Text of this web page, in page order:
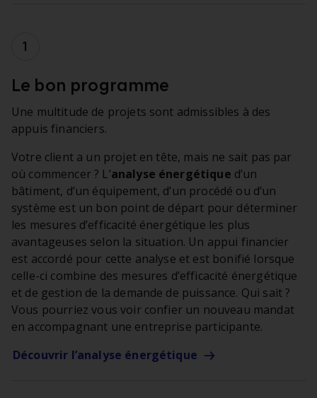
Étape 1 :
Le bon programme
Une multitude de projets sont admissibles à des
appuis financiers.
Votre client a un projet en tête, mais ne sait pas par
où commencer ? L’analyse énergétique d’un
bâtiment, d’un équipement, d’un procédé ou d’un
système est un bon point de départ pour déterminer
les mesures d’efficacité énergétique les plus
avantageuses selon la situation. Un appui financier
est accordé pour cette analyse et est bonifié lorsque
celle-ci combine des mesures d’efficacité énergétique
et de gestion de la demande de puissance. Qui sait ?
Vous pourriez vous voir confier un nouveau mandat
en accompagnant une entreprise participante.
Découvrir l’analyse énergétique